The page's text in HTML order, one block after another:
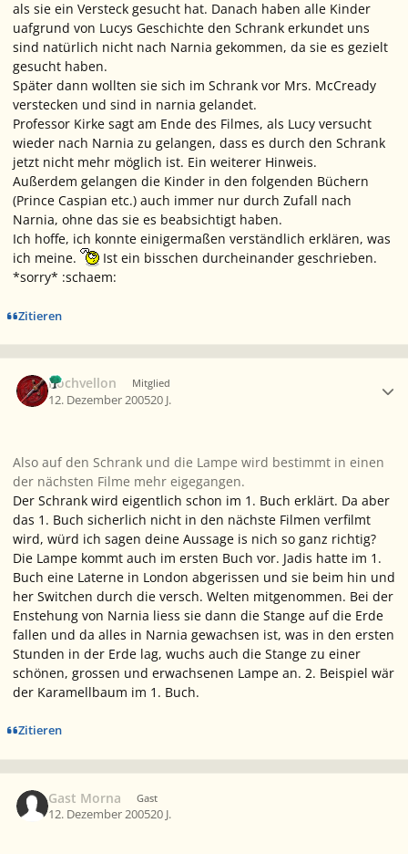
als sie ein Versteck gesucht hat. Danach haben alle Kinder
uafgrund von Lucys Geschichte den Schrank erkundet uns
sind natürlich nicht nach Narnia gekommen, da sie es gezielt
gesucht haben.
Später dann wollten sie sich im Schrank vor Mrs. McCready
verstecken und sind in narnia gelandet.
Professor Kirke sagt am Ende des Filmes, als Lucy versucht
wieder nach Narnia zu gelangen, dass es durch den Schrank
jetzt nicht mehr möglich ist. Ein weiterer Hinweis.
Außerdem gelangen die Kinder in den folgenden Büchern
(Prince Caspian etc.) auch immer nur durch Zufall nach
Narnia, ohne das sie es beabsichtigt haben.
Ich hoffe, ich konnte einigermaßen verständlich erklären, was
ich meine.
Ist ein bisschen durcheinander geschrieben.
*sorry* :schaem:
Zitieren
Rochvellon Mitglied
12. Dezember 200520 J.
Also auf den Schrank und die Lampe wird bestimmt in einen
der nächsten Filme mehr eigegangen.
Der Schrank wird eigentlich schon im 1. Buch erklärt. Da aber
das 1. Buch sicherlich nicht in den nächste Filmen verfilmt
wird, würd ich sagen deine Aussage is nich so ganz richtig?
Die Lampe kommt auch im ersten Buch vor. Jadis hatte im 1.
Buch eine Laterne in London abgerissen und sie beim hin und
her Switchen durch die versch. Welten mitgenommen. Bei der
Enstehung von Narnia liess sie dann die Stange auf die Erde
fallen und da alles in Narnia gewachsen ist, was in den ersten
Stunden in der Erde lag, wuchs auch die Stange zu einer
schönen, grossen und erwachsenen Lampe an. 2. Beispiel wär
der Karamellbaum im 1. Buch.
Zitieren
Gast Morna Gast
12. Dezember 200520 J.